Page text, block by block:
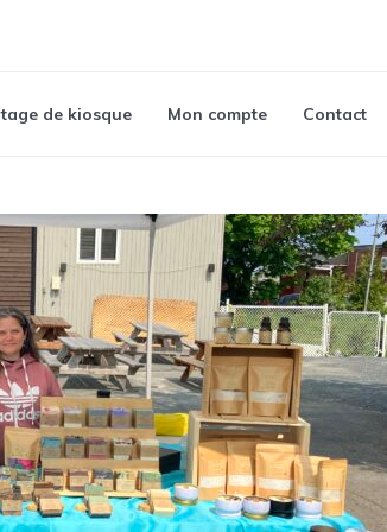
de kiosque Mon compte Contact